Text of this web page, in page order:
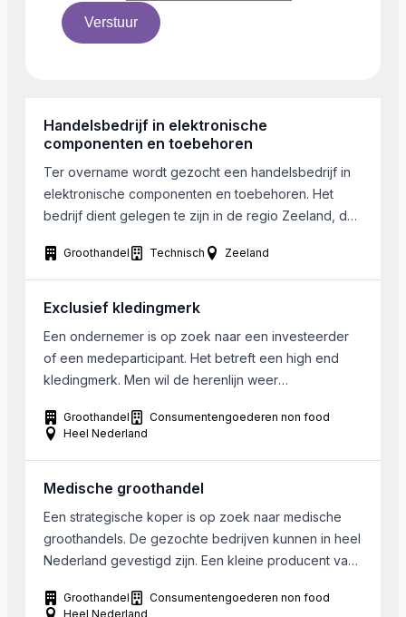
Verstuur
Handelsbedrijf in elektronische
componenten en toebehoren
Ter overname wordt gezocht een handelsbedrijf in
elektronische componenten en toebehoren. Het
bedrijf dient gelegen te zijn in de regio Zeeland, dan
Groothandel Technisch Zeeland
Exclusief kledingmerk
Een ondernemer is op zoek naar een investeerder
of een medeparticipant. Het betreft een high end
kledingmerk. Men wil de herenlijn weer
miljoen. Door de groeiplannen is de intentie binnen
aantal jaar door te groeien naar € 3 miljoen. Aantal
Door […]
Groothandel
Consumentengoederen non food
Heel Nederland
Medische groothandel
Een strategische koper is op zoek naar medische
groothandels. De gezochte bedrijven kunnen in heel
Nederland gevestigd zijn. Een kleine producent van
Groothandel
Consumentengoederen non food
Heel Nederland